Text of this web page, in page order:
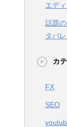
エデ
話題
タバ
カ
FX
SEO